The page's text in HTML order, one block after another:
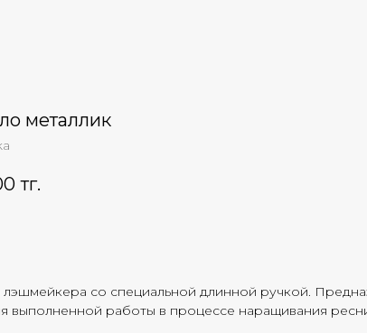
металлик
тг.
лэшмейкера со специальной длинной ручкой.
выполненной работы в процессе наращивания